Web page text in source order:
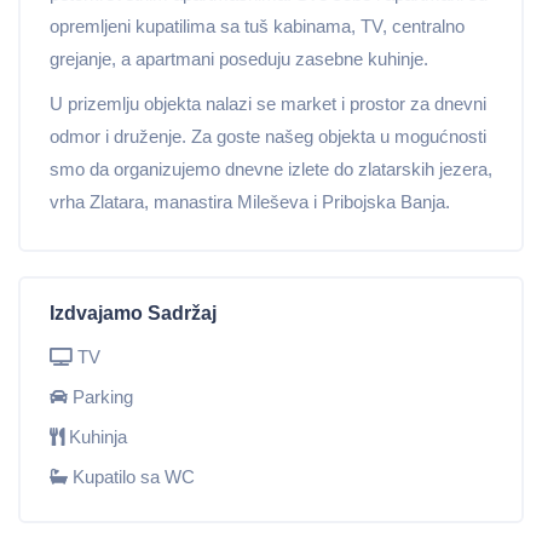
opremljeni kupatilima sa tuš kabinama, TV, centralno
grejanje, a apartmani poseduju zasebne kuhinje.
U prizemlju objekta nalazi se market i prostor za dnevni
odmor i druženje. Za goste našeg objekta u mogućnosti
smo da organizujemo dnevne izlete do zlatarskih jezera,
vrha Zlatara, manastira Mileševa i Pribojska Banja.
Izdvajamo Sadržaj
TV
Parking
Kuhinja
Kupatilo sa WC